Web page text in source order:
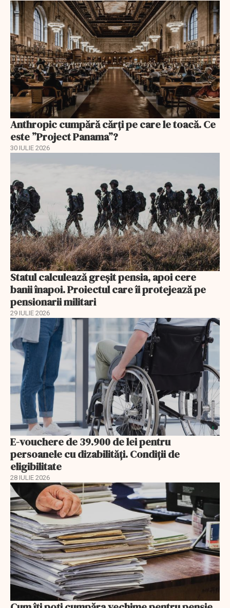
Anthropic cumpără cărți pe care le toacă. Ce
este ”Project Panama”?
30 IULIE 2026
Statul calculează greșit pensia, apoi cere
banii înapoi. Proiectul care îi protejează pe
pensionarii militari
29 IULIE 2026
E-vouchere de 39.900 de lei pentru
persoanele cu dizabilități. Condiții de
eligibilitate
28 IULIE 2026